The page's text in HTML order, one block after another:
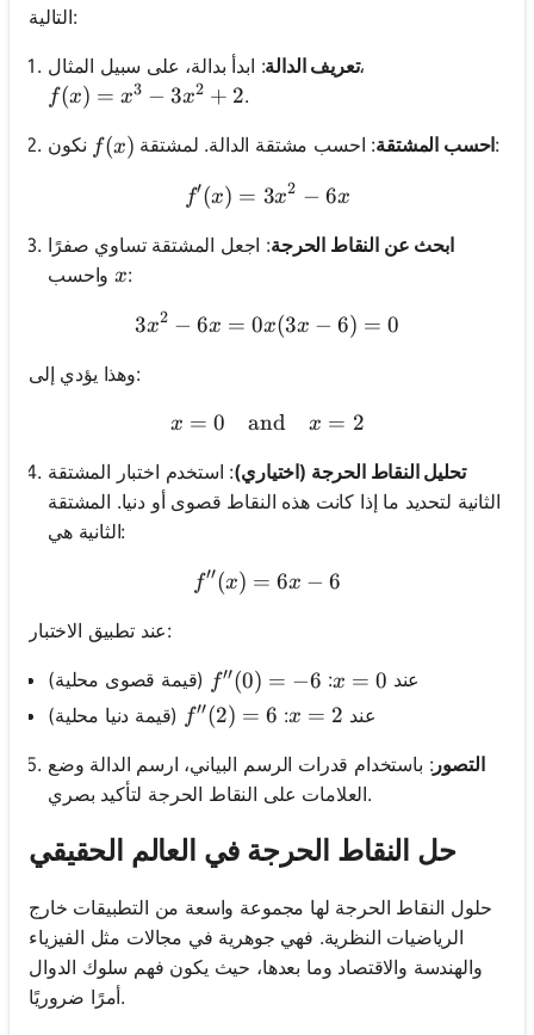
التالية:
تعريف الدالة: ابدأ بدالة، على سبيل المثال،
f(x) = x^3 - 3x^2 + 2
f(x) = x3 − 3x2 + 2.
احسب المشتقة: احسب مشتقة الدالة. لمشتقة f(x)
f(x) نكون:
f'(x) = 3x^2 - 6x
f′(x) = 3x2 − 6x
ابحث عن النقاط الحرجة: اجعل المشتقة تساوي صفرًا
واحسبx
x:
3x^2 - 6x = 0 x(3x - 6) = 0
3x2 − 6x = 0x(3x − 6) = 0
وهذا يؤدي إلى:
x = 0 \quad \text{and}
x = 0 and x = 2
تحليل النقاط الحرجة (اختياري): استخدم اختبار المشتقة
الثانية لتحديد ما إذا كانت هذه النقاط قصوى أو دنيا. المشتقة
الثانية هي:
f''(x) = 6x - 6
f′′(x) = 6x − 6
عند تطبيق الاختبار:
عند x = 0
x = 0
:
f''(0) = -6
f′′(0) = −6
(قيمة قصوى محلية)
عند x = 2
x = 2
:
f''(2) = 6
f′′(2) = 6 (قيمة دنيا محلية)
التصور: باستخدام قدرات الرسم البياني، ارسم الدالة وضع
العلامات على النقاط الحرجة لتأكيد بصري.
حل النقاط الحرجة في العالم الحقيقي
حلول النقاط الحرجة لها مجموعة واسعة من التطبيقات خارج
الرياضيات النظرية. فهي جوهرية في مجالات مثل الفيزياء
والهندسة والاقتصاد وما بعدها، حيث يكون فهم سلوك الدوال
أمرًا ضروريًا.